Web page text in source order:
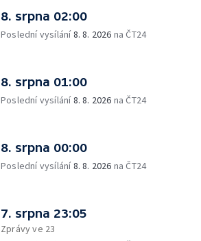
8. srpna 02:00
Poslední vysílání8. 8. 2026 na ČT24
8. srpna 01:00
Poslední vysílání8. 8. 2026 na ČT24
8. srpna 00:00
Poslední vysílání8. 8. 2026 na ČT24
7. srpna 23:05
Zprávy ve 23